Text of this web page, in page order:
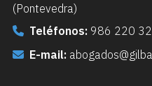
(Pontevedra)
Teléfonos: 986 220
E-mail: